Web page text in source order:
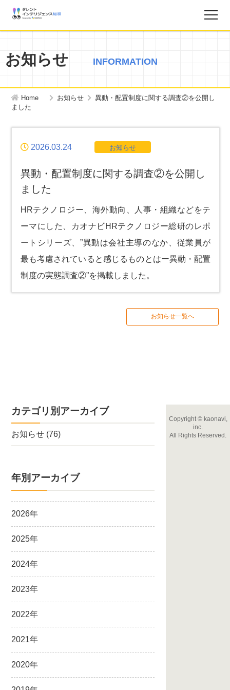
タレントインテリジェンス総研とは？
個人情報保護方針
サイトマップ
お知らせ INFORMATION
Home お知らせ
異動・配置制度に関する調査②を公開し
ました
2026.03.24 お知らせ
異動・配置制度に関する調査②を公開し
ました
HRテクノロジー、海外動向、人事・組織などをテ
ーマにした、カオナビHRテクノロジー総研のレポ
ートシリーズ、 ”異動は会社主導のなか、従業員が
最も考慮されていると感じるものとはー異動・配置
制度の実態調査②”を掲載しました。
お知らせ一覧へ
カテゴリ別アーカイブ
お知らせ (76)
年別アーカイブ
2026年
2025年
2024年
2023年
2022年
2021年
2020年
Copyright©kaonavi,
inc.
All Rights Reserved.